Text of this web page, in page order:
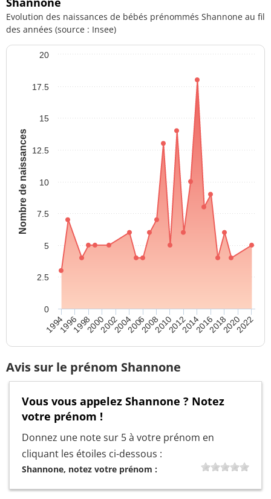
Evolution des naissances de bébés prénommés Shannone au fil
des années (source : Insee)
Nombre de naissances
199419961998200020022004200620082010201220142016201820202022
0
2.5
5
7.5
10
12.5
15
17.5
20
Avis sur le prénom Shannone
Vous vous appelez Shannone ? Notez
votre prénom !
Donnez une note sur 5 à votre prénom en
cliquant les étoiles ci-dessous :
Shannone, notez votre prénom :